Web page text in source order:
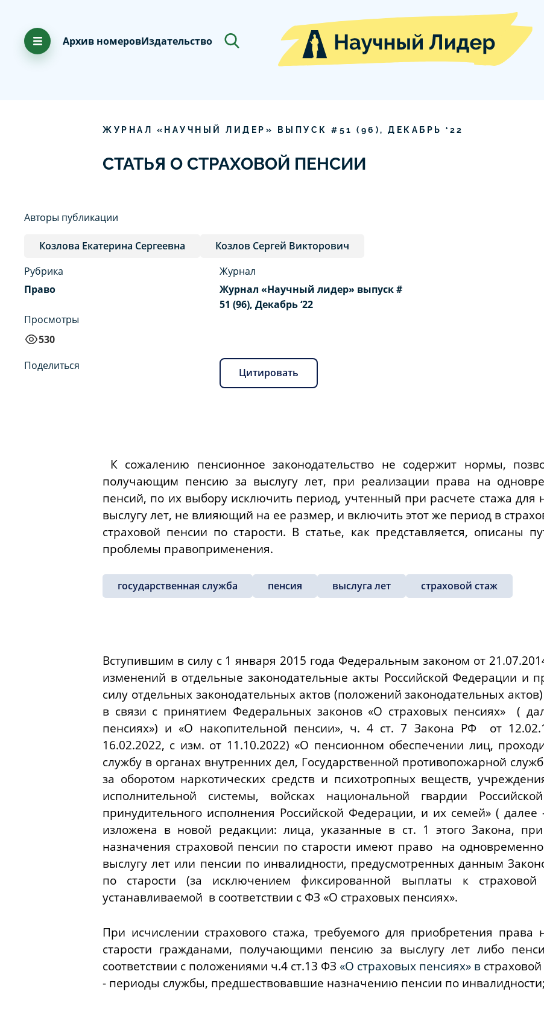
Архив номеровИздательство
ЖУРНАЛ «НАУЧНЫЙ ЛИДЕР» ВЫПУСК # 51 ( 96 ), ДЕКАБРЬ ‘ 22
СТАТЬЯ О СТРАХОВОЙ ПЕНСИИ
Авторы публикации
Козлова Екатерина Сергеевна
Козлов Сергей Викторович
Рубрика
Право
Просмотры
530
Журнал
Журнал «Научный лидер» выпуск #
51 (96), Декабрь ‘22
Поделиться
Цитировать
К сожалению пенсионное законодательство не содержит нормы,
получающим пенсию за выслугу лет, при реализации права на
пенсий, по их выбору исключить период, учтенный при расчете стажа для
выслугу лет, не влияющий на ее размер, и включить этот же период в
страховой пенсии по старости. В статье, как представляется, описаны
проблемы правоприменения.
государственная служба пенсия выслуга лет страховой стаж
Вступившим в силу с 1 января 2015 года Федеральным законом от
изменений в отдельные законодательные акты Российской Федерации и
силу отдельных законодательных актов (положений законодательных
в связи с принятием Федеральных законов «О страховых пенсиях» (
пенсиях») и «О накопительной пенсии», ч. 4 ст. 7 Закона РФ от
16.02.2022, с изм. от 11.10.2022) «О пенсионном обеспечении лиц,
службу в органах внутренних дел, Государственной противопожарной
за оборотом наркотических средств и психотропных веществ,
исполнительной системы, войсках национальной гвардии
принудительного исполнения Российской Федерации, и их семей» (
изложена в новой редакции: лица, указанные в ст. 1 этого Закона,
назначения страховой пенсии по старости имеют право на
выслугу лет или пенсии по инвалидности, предусмотренных данным
по старости (за исключением фиксированной выплаты к страховой
устанавливаемой в соответствии с ФЗ «О страховых пенсиях».
При исчислении страхового стажа, требуемого для приобретения
старости гражданами, получающими пенсию за выслугу лет либо
соответствии с положениями ч.4 ст.13 ФЗ «О страховых пенсиях» в
- периоды службы, предшествовавшие назначению пенсии по инвалидности;